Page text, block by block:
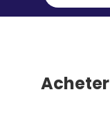
Acheter